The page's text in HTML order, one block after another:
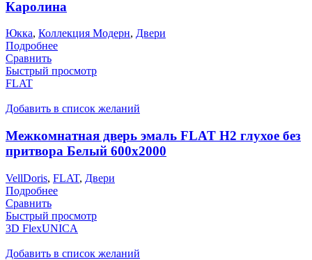
Каролина
Юкка, Коллекция Модерн, Двери
Подробнее
Сравнить
Быстрый просмотр
FLAT
Добавить в список желаний
Межкомнатная дверь эмаль FLAT H2 глухое без
притвора Белый 600х2000
VellDoris, FLAT, Двери
Подробнее
Сравнить
Быстрый просмотр
3D FlexUNICA
Добавить в список желаний